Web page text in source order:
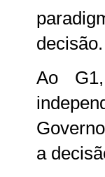
decisão.
Ao
a